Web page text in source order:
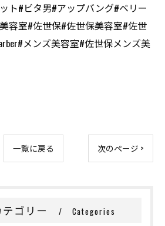
ト#ビタ男#アップバング#ベリー
容室#佐世保#佐世保美容室#佐世
メンズ美容室#佐世保メンズ美
一覧に戻る 次のページ >
テゴリー Categories